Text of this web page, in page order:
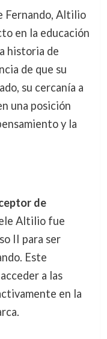
Fernando, Altilio
en la educación
historia de
de que su
su cercanía a
una posición
y la
de
Altilio fue
II para ser
Este
a las
en la